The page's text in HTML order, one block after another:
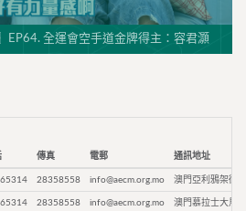
EP64. 全運會空手道金牌得主：容君灝
傳真 電郵 通訊地址
28358558 info@aecm.org.mo 澳門亞利鴉架街9
28358558 info@aecm.org.mo 澳門慕拉士大馬